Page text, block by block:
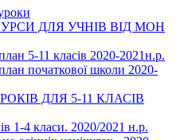
ДЛЯ УЧНІВ ВІД МОН
5-11 класів 2020-2021н.р.
початкової школи 2020-
ДЛЯ 5-11 КЛАСІВ
1-4 класи. 2020/2021 н.р.